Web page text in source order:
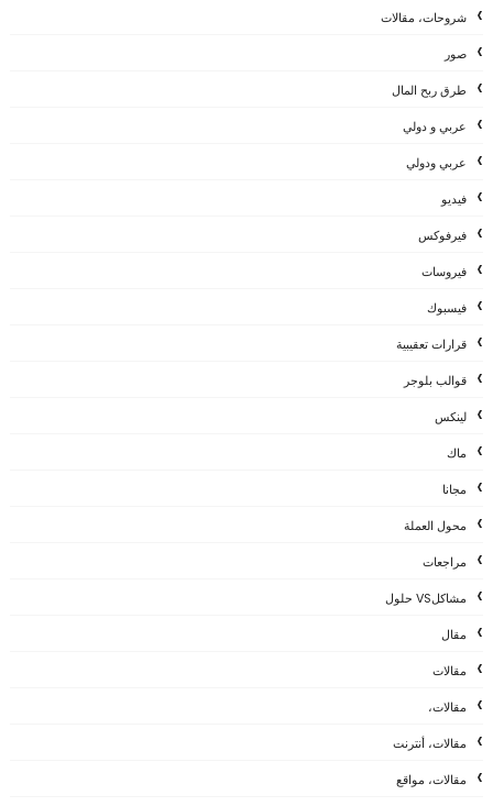
شروحات، مقالات
صور
طرق ربح المال
عربي و دولي
عربي ودولي
فيديو
فيرفوكس
فيروسات
فيسبوك
قرارات تعقيبية
قوالب بلوجر
لينكس
ماك
مجانا
محول العملة
مراجعات
مشاكلVS حلول
مقال
مقالات
مقالات،
مقالات، أنترنت
مقالات، مواقع